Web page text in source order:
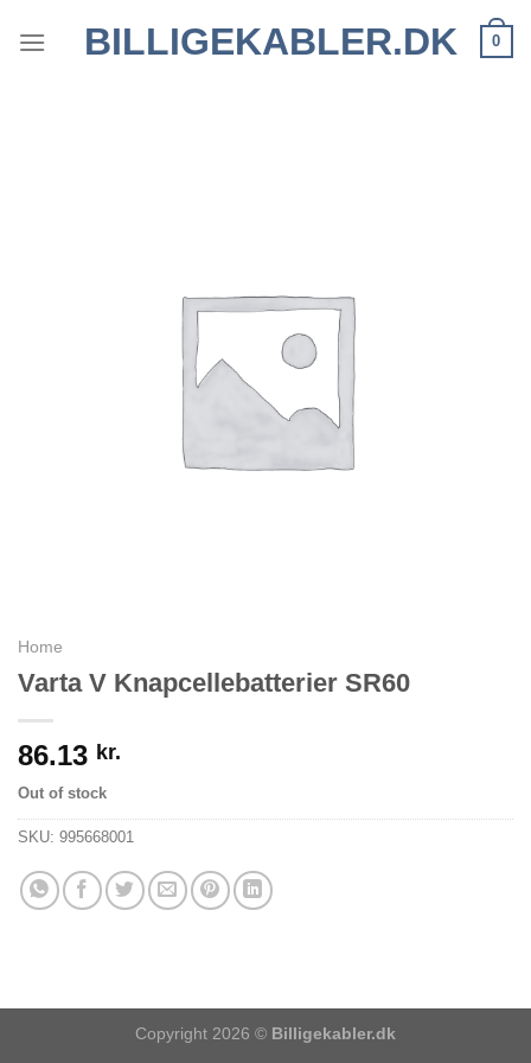
BILLIGEKABLER.DK 0
Home
Varta V Knapcellebatterier SR60
86.13 kr.
Out of stock
SKU: 995668001
Copyright 2026 © Billigekabler.dk